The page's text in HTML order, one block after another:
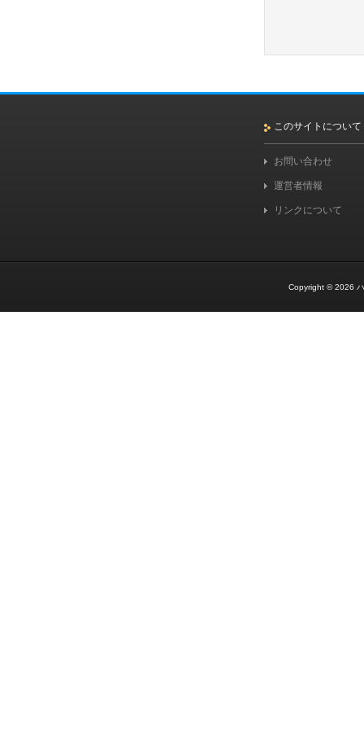
このサイトについて
お問い合わせ
運営者情報
リンクについて
Copyright © 2026